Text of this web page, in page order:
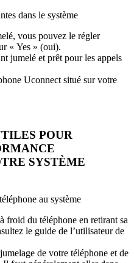
dans le système
vous pouvez le régler
« Yes » (oui).
jumelé et prêt pour les appels
Uconnect situé sur votre
POUR
SYSTÈME
au système
froid du téléphone en retirant sa
le guide de l’utilisateur de
de votre téléphone et de